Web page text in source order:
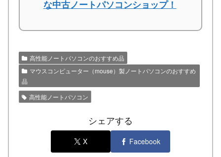
な中古ノートパソコンショップ！
高性能ノートパソコンのおすすめ品
マウスコンピューター（mouse）製ノートパソコンのおすすめ
品
高性能ノートパソコン
シェアする
X Facebook